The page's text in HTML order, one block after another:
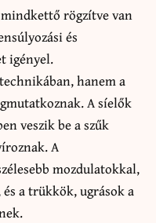
rögzítve van
és
igényel.
hanem a
A síelők
veszik be a szűk
A
mozdulatokkal,
a trükkök, ugrások a